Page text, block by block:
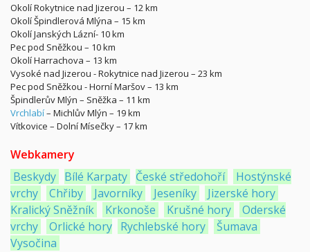
Okolí Rokytnice nad Jizerou – 12 km
Okolí Špindlerová Mlýna – 15 km
Okolí Janských Lázní- 10 km
Pec pod Sněžkou – 10 km
Okolí Harrachova – 13 km
Vysoké nad Jizerou - Rokytnice nad Jizerou – 23 km
Pec pod Sněžkou - Horní Maršov – 13 km
Špindlerův Mlýn – Sněžka – 11 km
Vrchlabí– Michlův Mlýn – 19 km
Vítkovice – Dolní Mísečky – 17 km
Webkamery
Beskydy Bílé Karpaty České středohoří
Hostýnské
vrchy
Chřiby Javorníky Jeseníky
Jizerské hory
Kralický Sněžník
Krkonoše Krušné hory
Oderské
vrchy
Orlické hory Rychlebské hory
Šumava
Vysočina